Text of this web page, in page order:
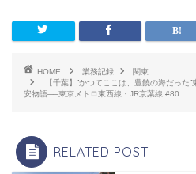
HOME 業務記録
関東
【千葉】”かつてここは、豊饒の海だっ
安物語──東京メトロ東西線・JR京葉線 #80
RELATED POST